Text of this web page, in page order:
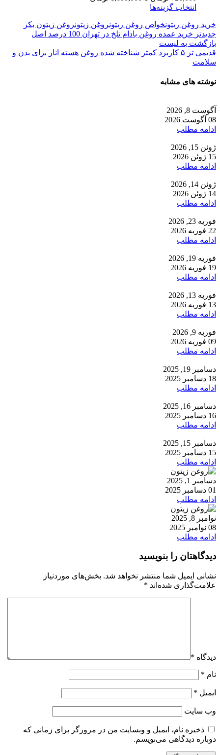
انتخاب گزینه‌ها
خرید روغن زیتونخواص روغن زیتونروغن زیتونروغن زیتون بکر
جدیدتر خرید عمده روغن بادام تلخ در تهران 100 درصد اصل
بازگشت به لیست
قدیمی تر
۵ کاربرد کمتر شناخته شده روغن هسته انار برای بدن و
سلامت
نوشته های مشابه
آگوست 8, 2026
08 آگوست 2026
ادامه مطلب
ژوئن 15, 2026
15 ژوئن 2026
ادامه مطلب
ژوئن 14, 2026
14 ژوئن 2026
ادامه مطلب
فوریه 23, 2026
22 فوریه 2026
ادامه مطلب
فوریه 19, 2026
19 فوریه 2026
ادامه مطلب
فوریه 13, 2026
13 فوریه 2026
ادامه مطلب
فوریه 9, 2026
09 فوریه 2026
ادامه مطلب
دسامبر 19, 2025
18 دسامبر 2025
ادامه مطلب
دسامبر 16, 2025
16 دسامبر 2025
ادامه مطلب
دسامبر 15, 2025
15 دسامبر 2025
ادامه مطلب
دسامبر 1, 2025
01 دسامبر 2025
ادامه مطلب
نوامبر 8, 2025
08 نوامبر 2025
ادامه مطلب
دیدگاهتان را بنویسید
نشانی ایمیل شما منتشر نخواهد شد. بخش‌های موردنیاز
علامت‌گذاری شده‌اند *
دیدگاه *
نام *
ایمیل *
وب‌ سایت
ذخیره نام، ایمیل و وبسایت من در مرورگر برای زمانی که
دوباره دیدگاهی می‌نویسم.